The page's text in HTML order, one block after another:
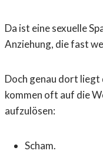
Da ist eine sexuelle
Anziehung, die fast
Doch genau dort liegt
kommen oft auf die
aufzulösen:
Scham.